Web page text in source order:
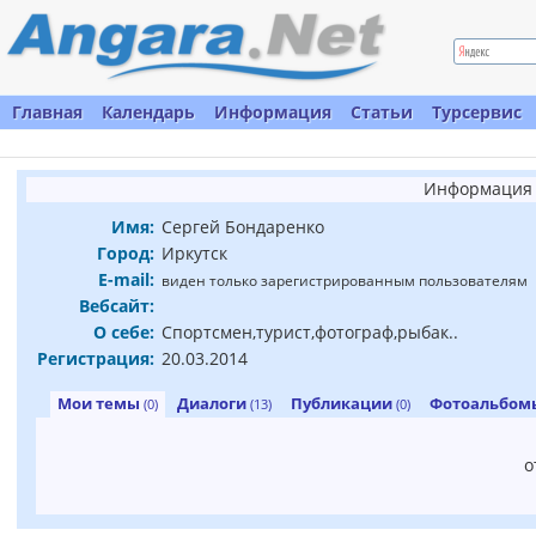
Главная Календарь Информация Статьи Турсервис
Информация
Имя: Сергей Бондаренко
Город: Иркутск
E-mail: виден только зарегистрированным пользователям
Вебсайт:
О себе: Спортсмен,турист,фотограф,рыбак..
Регистрация: 20.03.2014
Мои темы (0) Диалоги (13) Публикации (0)